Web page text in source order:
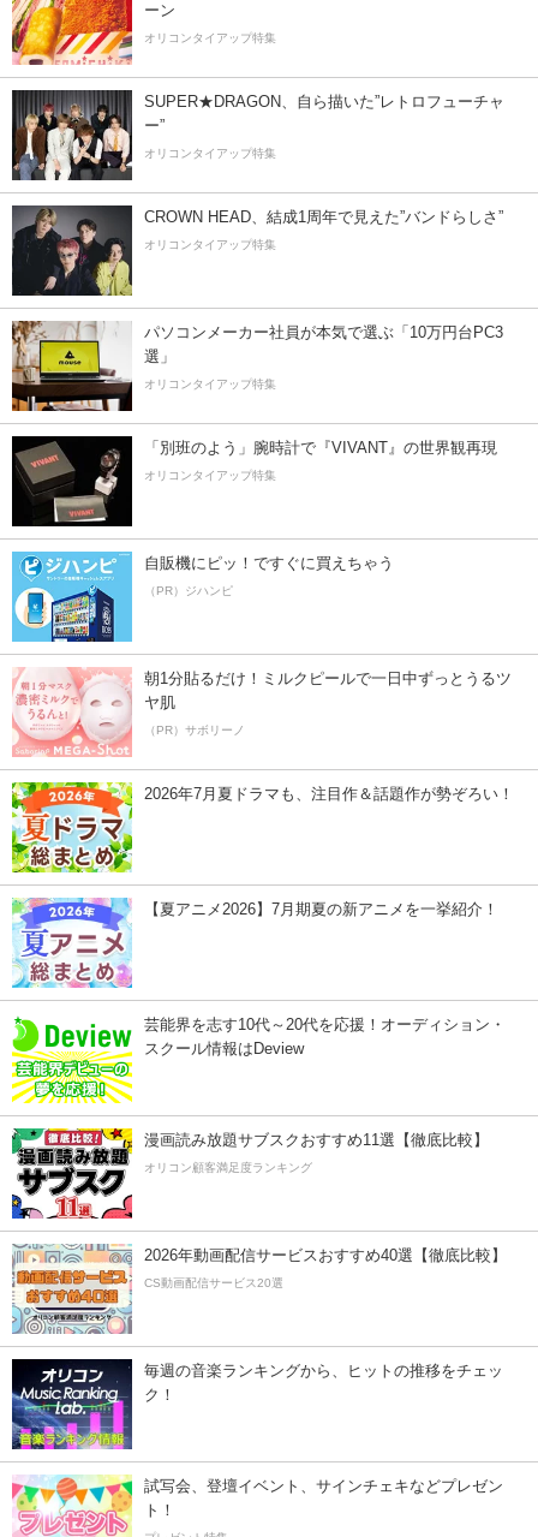
ーン
オリコンタイアップ特集
SUPER★DRAGON、自ら描いた”レトロフューチャ
ー”
オリコンタイアップ特集
CROWN HEAD、結成1周年で見えた”バンドらしさ”
オリコンタイアップ特集
パソコンメーカー社員が本気で選ぶ「10万円台PC3
選」
オリコンタイアップ特集
「別班のよう」腕時計で『VIVANT』の世界観再現
オリコンタイアップ特集
自販機にピッ！ですぐに買えちゃう
（PR）ジハンピ
朝1分貼るだけ！ミルクピールで一日中ずっとうるツ
ヤ肌
（PR）サボリーノ
2026年7月夏ドラマも、注目作＆話題作が勢ぞろい！
【夏アニメ2026】7月期夏の新アニメを一挙紹介！
芸能界を志す10代～20代を応援！オーディション・
スクール情報はDeview
漫画読み放題サブスクおすすめ11選【徹底比較】
オリコン顧客満足度ランキング
2026年動画配信サービスおすすめ40選【徹底比較】
CS動画配信サービス20選
毎週の音楽ランキングから、ヒットの推移をチェッ
ク！
試写会、登壇イベント、サインチェキなどプレゼン
ト！